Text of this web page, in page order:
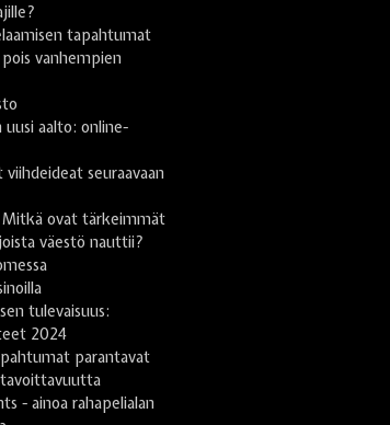
tapahtumat
vanhempien
aalto: online-
seuraavaan
Mitkä ovat tärkeimmät
väestö nauttii?
tulevaisuus:
2024
parantavat
- ainoa rahapelialan